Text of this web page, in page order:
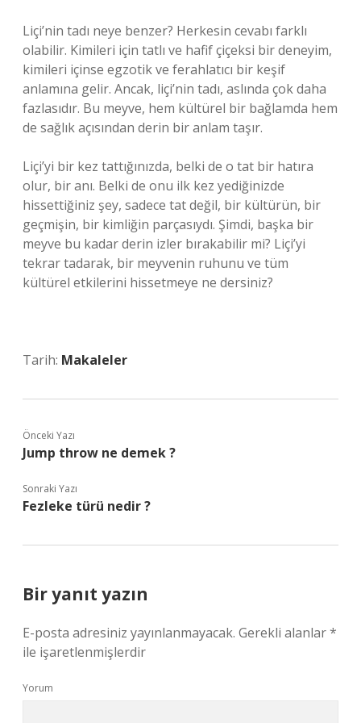
Liçi’nin tadı neye benzer? Herkesin cevabı farklı
olabilir. Kimileri için tatlı ve hafif çiçeksi bir deneyim,
kimileri içinse egzotik ve ferahlatıcı bir keşif
anlamına gelir. Ancak, liçi’nin tadı, aslında çok daha
fazlasıdır. Bu meyve, hem kültürel bir bağlamda hem
de sağlık açısından derin bir anlam taşır.
Liçi’yi bir kez tattığınızda, belki de o tat bir hatıra
olur, bir anı. Belki de onu ilk kez yediğinizde
hissettiğiniz şey, sadece tat değil, bir kültürün, bir
geçmişin, bir kimliğin parçasıydı. Şimdi, başka bir
meyve bu kadar derin izler bırakabilir mi? Liçi’yi
tekrar tadarak, bir meyvenin ruhunu ve tüm
kültürel etkilerini hissetmeye ne dersiniz?
Tarih: Makaleler
Önceki Yazı
Jump throw ne demek ?
Sonraki Yazı
Fezleke türü nedir ?
Bir yanıt yazın
E-posta adresiniz yayınlanmayacak. Gerekli alanlar*
ile işaretlenmişlerdir
Yorum